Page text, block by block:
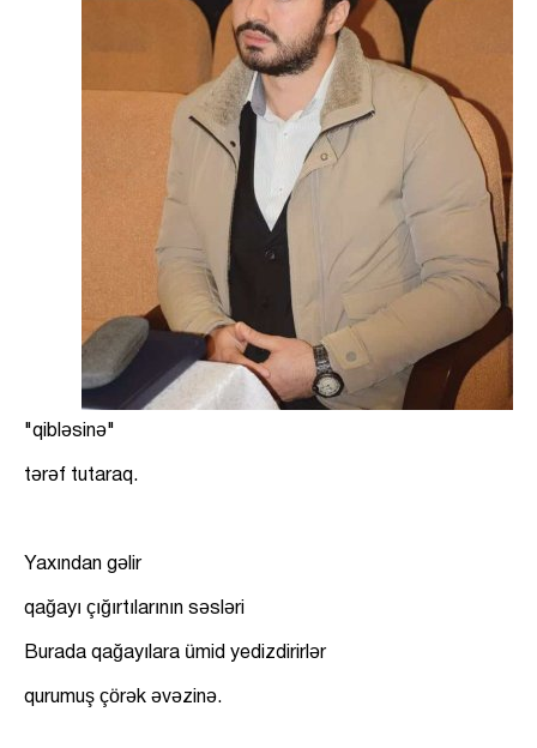
"qibləsinə"
tərəf tutaraq.
Yaxından gəlir
qağayı çığırtılarının səsləri
Burada qağayılara ümid yedizdirirlər
qurumuş çörək əvəzinə.